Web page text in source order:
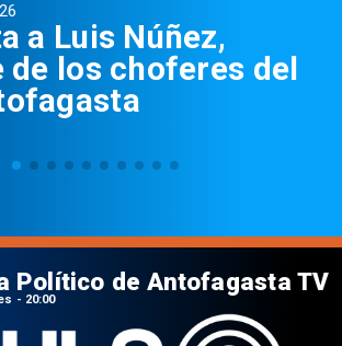
a Luis Núñez,
los choferes del
Político de Antofagasta TV
- 20:00